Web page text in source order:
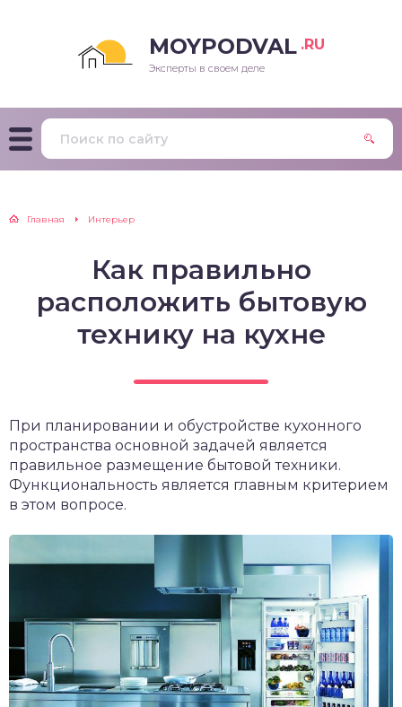
MOYPODVAL .RU
Эксперты в своем деле
Главная Интерьер
Как правильно
расположить бытовую
технику на кухне
При планировании и обустройстве кухонного
пространства основной задачей является
правильное размещение бытовой техники.
Функциональность является главным критерием
в этом вопросе.